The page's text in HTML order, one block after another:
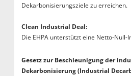
Dekarbonisierungsziele zu erreichen.
Clean Industrial Deal:
Die EHPA unterstützt eine Netto-Null-
Gesetz zur Beschleunigung der
Dekarbonisierung (Industrial